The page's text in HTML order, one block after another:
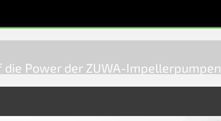
Power der ZUWA-Impellerpumpen